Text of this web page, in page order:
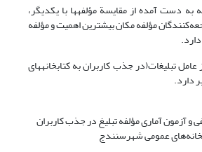
به دست آمده از مقایسة مؤلفه‏ها با یکدیگر،
مؤلفه مکان بیشترین اهمیت و مؤلفه
عامل تبلیغات(در جذب کاربران به کتابخانه‏های
دارد.
و آزمون آماری مؤلفه تبلیغ در جذب کاربران
عمومی شهرسنندج